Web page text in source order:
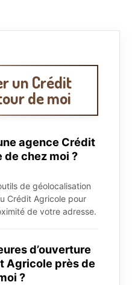
un Crédit
de moi
agence Crédit
chez moi ?
de géolocalisation
Crédit Agricole pour
de votre adresse.
d’ouverture
Agricole près de
?